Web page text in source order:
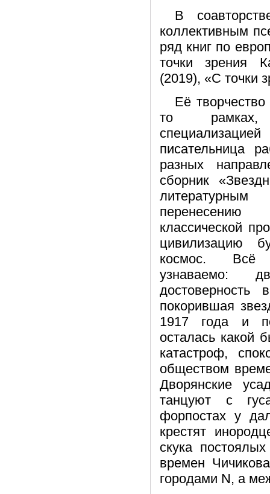
В
коллективным
ряд книг по
точки зрения
(2019), «С точки
Её
то
писательница
разных
сборник
классической
цивилизацию
космос. Всё
узнаваемо:
достоверность
покорившая
1917 года и
осталась какой
катастроф,
обществом
Дворянские
танцуют с
форпостах у
крестят
скука
времен
городами N, а